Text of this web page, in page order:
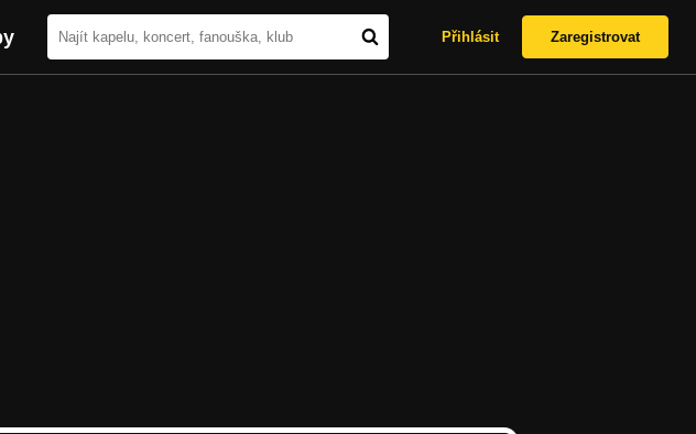
Přihlásit Zaregistrovat